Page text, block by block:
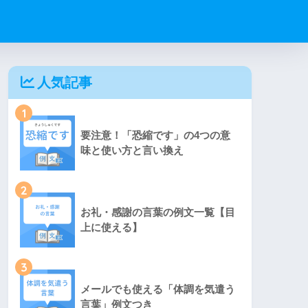
人気記事
1
要注意！「恐縮です」の4つの意
味と使い方と言い換え
2
お礼・感謝の言葉の例文一覧【目
上に使える】
3
メールでも使える「体調を気遣う
言葉」例文つき